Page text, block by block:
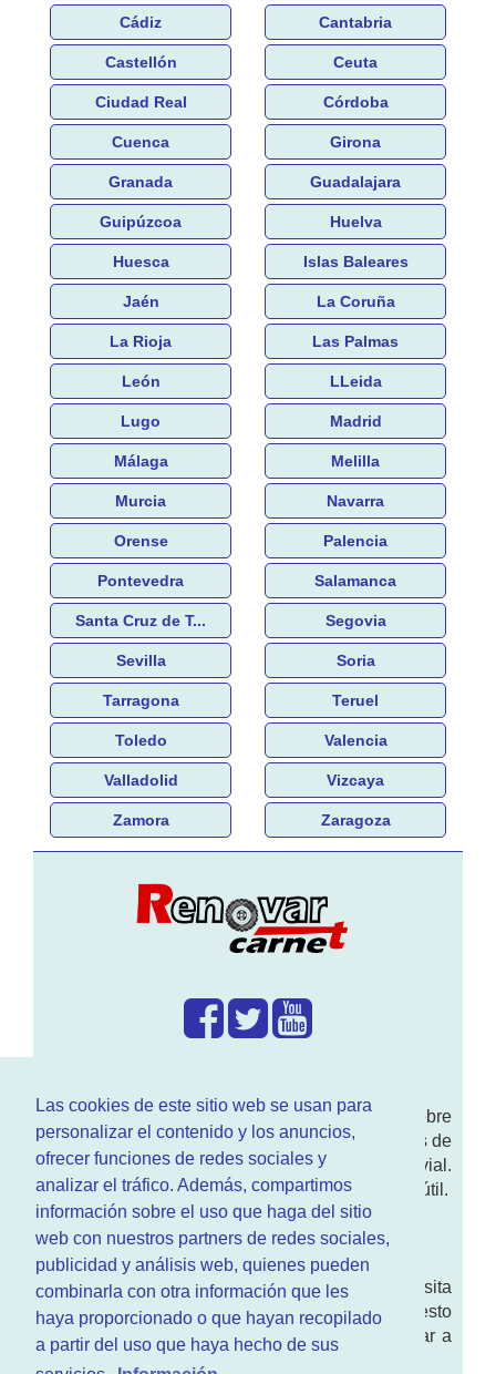
Las cookies de este sitio web se usan para
personalizar el contenido y los anuncios,
ofrecer funciones de redes sociales y
analizar el tráfico. Además, compartimos
información sobre el uso que haga del sitio
web con nuestros partners de redes sociales,
publicidad y análisis web, quienes pueden
combinarla con otra información que les
haya proporcionado o que hayan recopilado
a partir del uso que haya hecho de sus
Cádiz Cantabria
Castellón Ceuta
Ciudad Real Córdoba
Cuenca Girona
Granada Guadalajara
Guipúzcoa Huelva
Huesca Islas Baleares
Jaén La Coruña
La Rioja Las Palmas
León LLeida
Lugo Madrid
Málaga Melilla
Murcia Navarra
Orense Palencia
Pontevedra Salamanca
Santa Cruz de T... Segovia
Sevilla Soria
Tarragona Teruel
Toledo Valencia
Valladolid Vizcaya
Zamora Zaragoza
Enwww.RenovarCarnet.comTe contamos sobre
larenovación del permisode conducir, noticias de
actualidad motor y sobre todo seguridad vial.
Ademas tenemos todo tipo de información DGT útil.
¿Quienes somos?
Quieres saber quien mantiene la pagina, visita
nuestrasección de contacto. Aquí tienes nuesto
aviso legal
. Basicamente no queremos engañar a
nadie.